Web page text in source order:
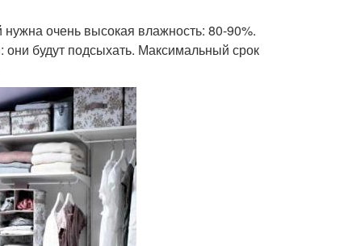
очень высокая влажность: 80-90%.
будут подсыхать. Максимальный срок